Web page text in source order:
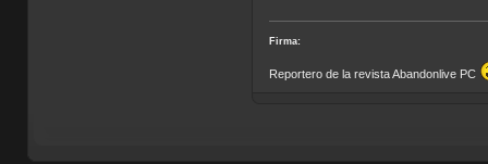
Firma:
Reportero de la revista Abandonlive PC